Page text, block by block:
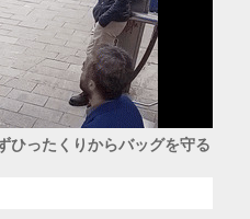
ひったくりからバッグを守る